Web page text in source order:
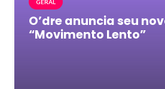
GERAL
O’dre anuncia seu
“Movimento Lento”